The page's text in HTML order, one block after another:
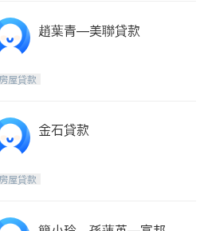
趙葉青—美聯貸款
房屋貸款
金石貸款
房屋貸款